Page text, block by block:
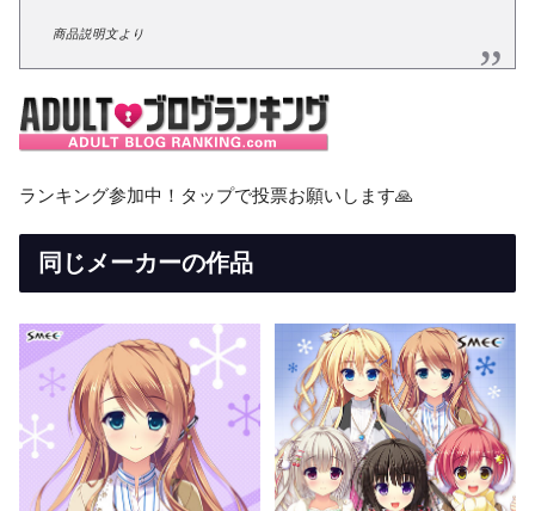
商品説明文より
ランキング参加中！タップで投票お願いします🙏
同じメーカーの作品